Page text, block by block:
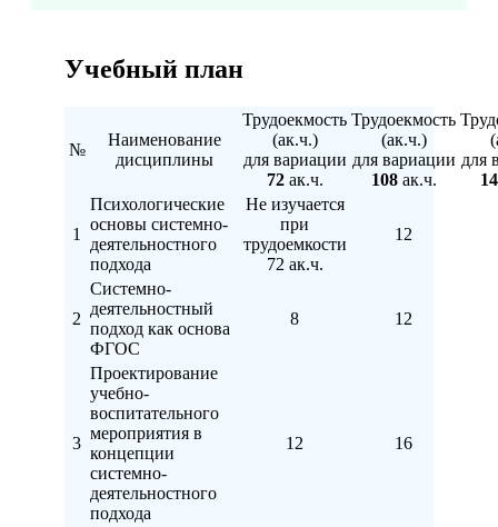
Учебный план
№
Наименование
дисциплины
Трудоекмость
(ак.ч.)
для вариации
72ак.ч.
Трудоекмость
(ак.ч.)
для вариации
108ак.ч.
для
1
Психологические
основы системно-
деятельностного
подхода
Не изучается
при
трудоемкости
72 ак.ч.
12
2
Системно-
деятельностный
подход как основа
ФГОС
8 12
3
Проектирование
учебно-
воспитательного
мероприятия в
концепции
системно-
деятельностного
подхода
12 16